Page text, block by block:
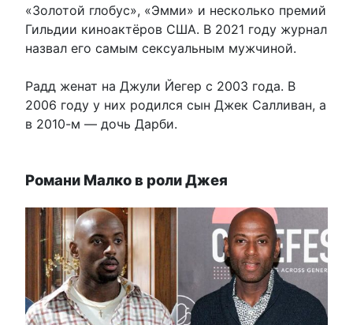
«Золотой глобус», «Эмми» и несколько премий
Гильдии киноактёров США. В 2021 году журнал
назвал его самым сексуальным мужчиной.
Радд женат на Джули Йегер с 2003 года. В
2006 году у них родился сын Джек Салливан, а
в 2010-м — дочь Дарби.
Романи Малко в роли Джея